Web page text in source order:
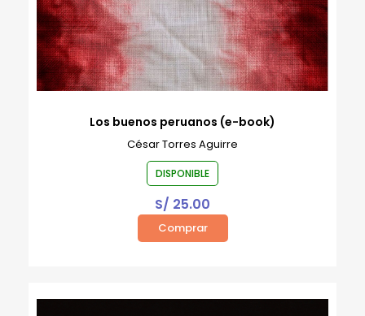
Los buenos peruanos (e-book)
César Torres Aguirre
DISPONIBLE
S/ 25.00
Comprar